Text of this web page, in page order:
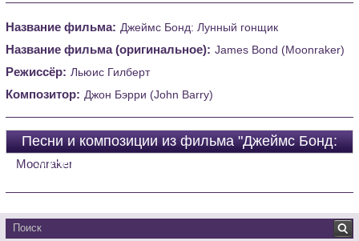
Название фильма: Джеймс Бонд: Лунный гонщик
Название фильма (оригинальное): James Bond (Moonraker)
Режиссёр: Льюис Гилберт
Композитор: Джон Бэрри (John Barry)
Песни и композиции из фильма "Джеймс Бонд:
Лунный гонщик (James Bond (Moonraker))"
Moonraker